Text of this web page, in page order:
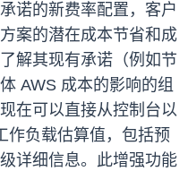
诺的新费率配置，客户
案的潜在成本节省和成
解其现有承诺（例如节
AWS 成本的影响的组
在可以直接从控制台以
作负载估算值，包括预
详细信息。此增强功能